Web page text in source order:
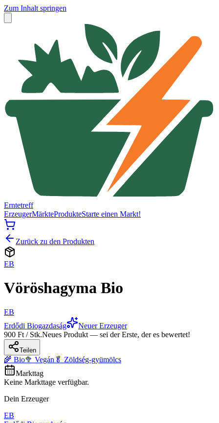
Zum Inhalt springen
Erntetreff
ErzeugerMärkteProdukteStarte einen Markt!
Zurück zu den Produkten
EB
Vöröshagyma Bio
EB
Erdődi Biogazdaság
Neuer Erzeuger
900 Ft / Stk.Neues Produkt — sei der Erste, der es bewertet!
Teilen
🌾 Bio🥦 Vegán 🥬 Zöldség-gyümölcs
Markttag
Keine Markttage verfügbar.
Dein Erzeuger
EB